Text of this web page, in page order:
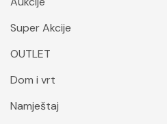
Super Akcije
OUTLET
Dom i vrt
Namještaj